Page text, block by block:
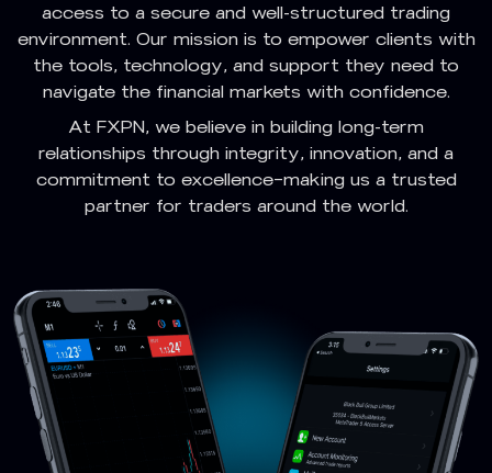
access to a secure and well-structured trading
environment. Our mission is to empower clients with
the tools, technology, and support they need to
navigate the financial markets with confidence.
At FXPN, we believe in building long-term
relationships through integrity, innovation, and a
commitment to excellence—making us a trusted
partner for traders around the world.